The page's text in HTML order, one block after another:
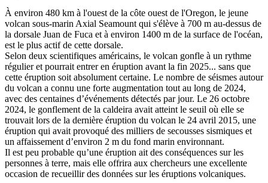
À environ 480 km à l'ouest de la côte ouest de l'Oregon, le jeune
volcan sous-marin Axial Seamount qui s'élève à 700 m au-dessus de
la dorsale Juan de Fuca et à environ 1400 m de la surface de l'océan,
est le plus actif de cette dorsale.
Selon deux scientifiques américains, le volcan gonfle à un rythme
régulier et pourrait entrer en éruption avant la fin 2025... sans que
cette éruption soit absolument certaine. Le nombre de séismes autour
du volcan a connu une forte augmentation tout au long de 2024,
avec des centaines d’événements détectés par jour. Le 26 octobre
2024, le gonflement de la caldeira avait atteint le seuil où elle se
trouvait lors de la dernière éruption du volcan le 24 avril 2015, une
éruption qui avait provoqué des milliers de secousses sismiques et
un affaissement d’environ 2 m du fond marin environnant.
Il est peu probable qu’une éruption ait des conséquences sur les
personnes à terre, mais elle offrira aux chercheurs une excellente
occasion de recueillir des données sur les éruptions volcaniques.